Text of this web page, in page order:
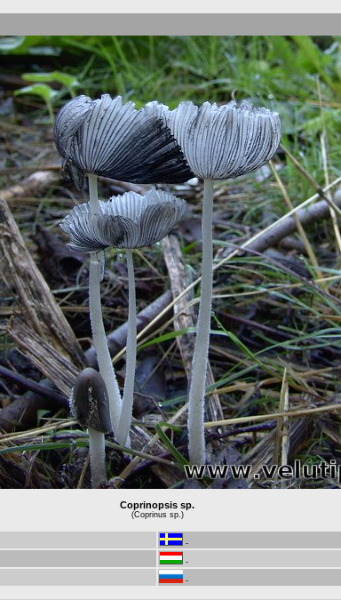
Coprinopsis sp.
(Coprinus sp.)
-
-
-